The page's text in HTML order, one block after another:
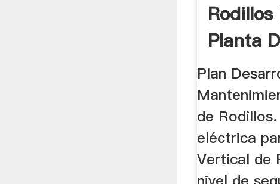
Planta
Plan
de
eléctrica
Vertical de